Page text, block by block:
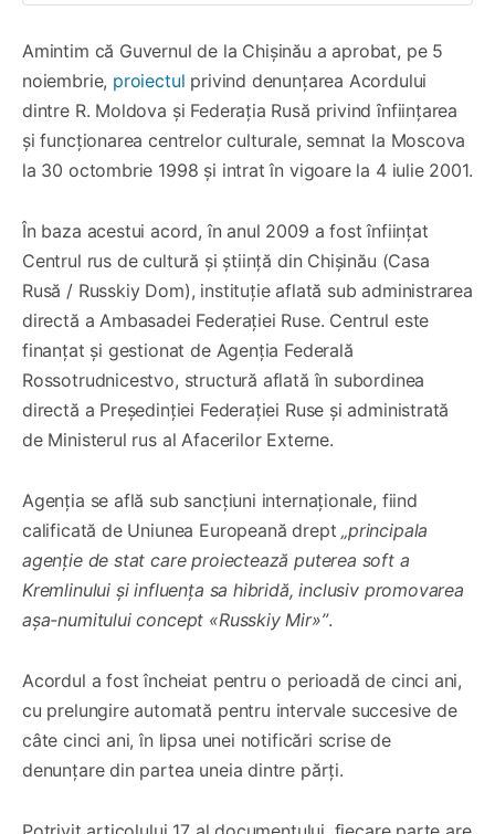
Amintim că Guvernul de la Chișinău a aprobat, pe 5
noiembrie, proiectul privind denunțarea Acordului
dintre R. Moldova și Federația Rusă privind înființarea
și funcționarea centrelor culturale, semnat la Moscova
la 30 octombrie 1998 și intrat în vigoare la 4 iulie 2001.
În baza acestui acord, în anul 2009 a fost înființat
Centrul rus de cultură și știință din Chișinău (Casa
Rusă / Russkiy Dom), instituție aflată sub administrarea
directă a Ambasadei Federației Ruse. Centrul este
finanțat și gestionat de Agenția Federală
Rossotrudnicestvo, structură aflată în subordinea
directă a Președinției Federației Ruse și administrată
de Ministerul rus al Afacerilor Externe.
Agenția se află sub sancțiuni internaționale, fiind
calificată de Uniunea Europeană drept„principala
agenție de stat care proiectează puterea soft a
Kremlinului și influența sa hibridă, inclusiv promovarea
așa-numitului concept «Russkiy Mir»”.
Acordul a fost încheiat pentru o perioadă de cinci ani,
cu prelungire automată pentru intervale succesive de
câte cinci ani, în lipsa unei notificări scrise de
denunțare din partea uneia dintre părți.